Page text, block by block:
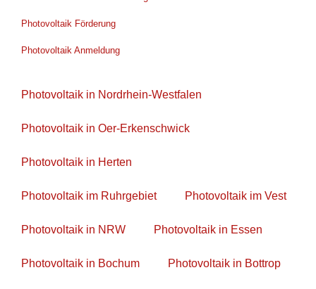
Photovoltaik Förderung
Photovoltaik Anmeldung
Photovoltaik in Nordrhein-Westfalen
Photovoltaik in Oer-Erkenschwick
Photovoltaik in Herten
Photovoltaik im Ruhrgebiet Photovoltaik im Vest
Photovoltaik in NRW Photovoltaik in Essen
Photovoltaik in Bochum Photovoltaik in Bottrop